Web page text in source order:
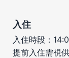
入住
入住時段：
提前入住需視